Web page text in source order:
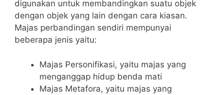
digunakan untuk membandingkan suatu objek
dengan objek yang lain dengan cara kiasan.
Majas perbandingan sendiri mempunyai
beberapa jenis yaitu:
Majas Personifikasi, yaitu majas yang
menganggap hidup benda mati
Majas Metafora, yaitu majas yang